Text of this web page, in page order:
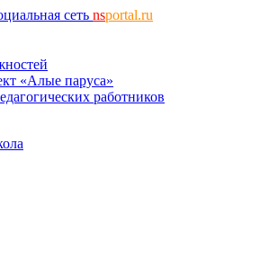
сеть nsportal.ru
«Алые паруса»
работников